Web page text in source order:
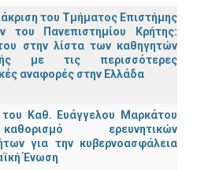
του Τμήματος Επιστήμης
του Πανεπιστημίου Κρήτης:
στην λίστα των καθηγητών
με τις περισσότερες
αναφορές στην Ελλάδα
του Καθ. Ευάγγελου Μαρκάτου
ερευνητικών
για την κυβερνοασφάλεια
Ένωση